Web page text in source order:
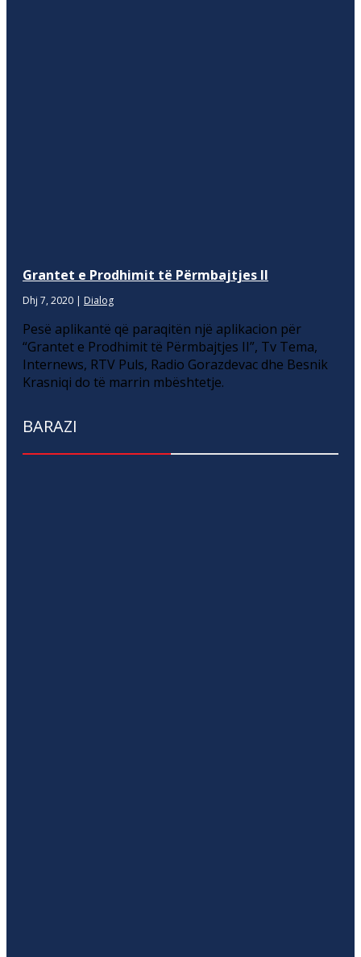
Grantet e Prodhimit të Përmbajtjes II
Dhj 7, 2020 | Dialog
Pesë aplikantë që paraqitën një aplikacion për
“Grantet e Prodhimit të Përmbajtjes II”, Tv Tema,
Internews, RTV Puls, Radio Gorazdevac dhe Besnik
Krasniqi do të marrin mbështetje.
BARAZI